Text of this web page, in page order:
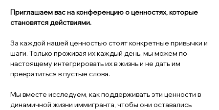
Приглашаем вас на конференцию о ценностях, которые
становятся действиями.
За каждой нашей ценностью стоят конкретные привычки и
шаги. Только проживая их каждый день, мы можем по-
настоящему интегрировать их в жизнь и не дать им
превратиться в пустые слова.
Мы вместе исследуем, как поддерживать эти ценности в
динамичной жизни иммигранта, чтобы они оставались